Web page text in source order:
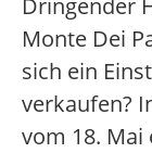
Dringender
Monte Dei
sich ein
verkaufen?
vom 18. Mai